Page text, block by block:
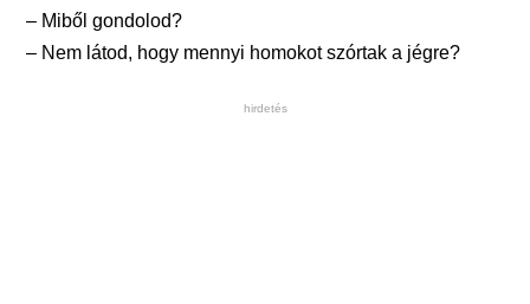
– Miből gondolod?
– Nem látod, hogy mennyi homokot szórtak a jégre?
hirdetés